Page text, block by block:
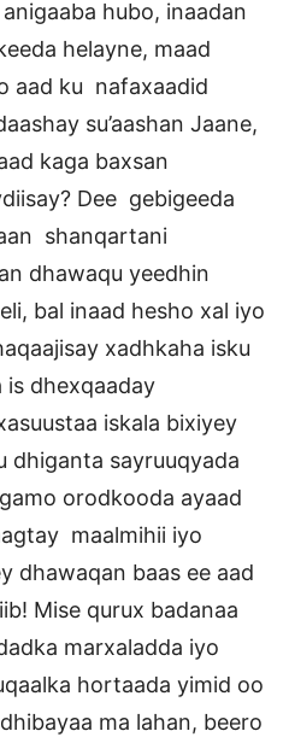
hubo, inaadan
helayne, maad
aad ku nafaxaadid
su’aashan Jaane,
kaga baxsan
Dee gebigeeda
shanqartani
dhawaqu yeedhin
bal inaad hesho xal iyo
xadhkaha isku
is dhexqaaday
iskala bixiyey
dhiganta sayruuqyada
orodkooda ayaad
maalmihii iyo
dhawaqan baas ee aad
Mise qurux badanaa
marxaladda iyo
hortaada yimid oo
ma lahan, beero